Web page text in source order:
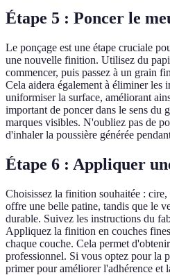
Étape 5 : Poncer le
Le ponçage est une étape cruciale
une nouvelle finition. Utilisez du
commencer, puis passez à un grain
Cela aidera également à éliminer les
uniformiser la surface, améliorant
important de poncer dans le sens du
marques visibles. N'oubliez pas de
d'inhaler la poussière générée
Étape 6 : Appliquer
Choisissez la finition souhaitée :
offre une belle patine, tandis que le
durable. Suivez les instructions du
Appliquez la finition en couches
chaque couche. Cela permet
professionnel. Si vous optez pour la
primer pour améliorer l'adhérence et